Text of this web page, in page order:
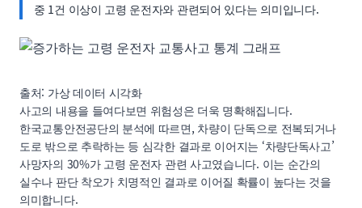
중 1건 이상이 고령 운전자와 관련되어 있다는 의미입니다.
출처: 가상 데이터 시각화
사고의 내용을 들여다보면 위험성은 더욱 명확해집니다.
한국교통안전공단의 분석에 따르면, 차량이 단독으로 전복되거나
도로 밖으로 추락하는 등 심각한 결과로 이어지는 ‘차량단독사고’
사망자의 30%가 고령 운전자 관련 사고였습니다. 이는 순간의
실수나 판단 착오가 치명적인 결과로 이어질 확률이 높다는 것을
의미합니다.